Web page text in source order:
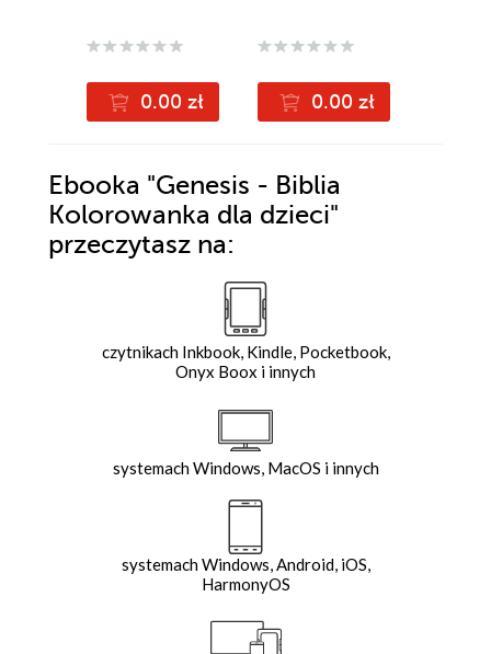
0.00 zł 0.00 zł
Ebooka "Genesis - Biblia
Kolorowanka dla dzieci"
przeczytasz na:
czytnikach Inkbook, Kindle, Pocketbook,
Onyx Boox i innych
systemach Windows, MacOS i innych
systemach Windows, Android, iOS,
HarmonyOS